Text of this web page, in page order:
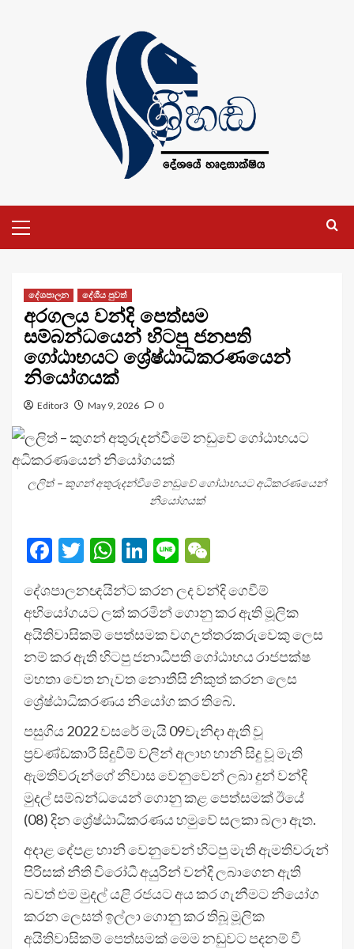
Menu
දේශපාලන දේශීය පුවත්
අරගලය වන්දි පෙත්සම
සම්බන්ධයෙන් හිටපු ජනපති
ගෝඨාභයට ශ්‍රේෂ්ඨාධිකරණයෙන්
නියෝගයක්
Editor3 May 9, 2026 0
ලලිත් – කුගන් අතුරුදන්වීමේ නඩුවේ ගෝඨාභයට අධිකරණයෙන්
නියෝගයක්
Facebook
Twitter
WhatsApp
LinkedIn
Line
දේශපාලනඥයින්ට කරන ලද වන්දි ගෙවීම්
අභියෝගයට ලක් කරමින් ගොනු කර ඇති මූලික
අයිතිවාසිකම් පෙත්සමක වගඋත්තරකරුවෙකු ලෙස
නම් කර ඇති හිටපු ජනාධිපති ගෝඨාභය රාජපක්ෂ
මහතා වෙත නැවත නොතීසි නිකුත් කරන ලෙස
ශ්‍රේෂ්ඨාධිකරණය නියෝග කර තිබේ.
පසුගිය 2022 වසරේ මැයි 09වැනිදා ඇති වූ
ප්‍රචණ්ඩකාරී සිදුවීම් වලින් අලාභ හානි සිදු වූ මැති
ඇමතිවරුන්ගේ නිවාස වෙනුවෙන් ලබා දුන් වන්දි
මුදල් සම්බන්ධයෙන් ගොනු කළ පෙත්සමක් ඊයේ
(08) දින ශ්‍රේෂ්ඨාධිකරණය හමුවේ සලකා බලා ඇත.
අදාළ දේපළ හානි වෙනුවෙන් හිටපු මැති ඇමතිවරුන්
පිරිසක් නීති විරෝධී අයුරින් වන්දි ලබාගෙන ඇති
බවත් එම මුදල් යළි රජයට අය කර ගැනීමට නියෝග
කරන ලෙසත් ඉල්ලා ගොනු කර තිබූ මූලික
අයිතිවාසිකම් පෙත්සමක් මෙම නඩුවට පදනම් වී